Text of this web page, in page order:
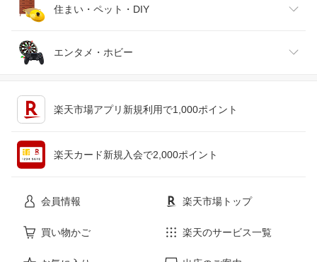
腕時計
ジュエリー・アクセサリー
スマートフォン・タブレット
パソコン・周辺機器
ゴルフ
車用品・バイク用品
車・バイク
住まい・ペット・DIY
インテリア・寝具・収納
エンタメ・ホビー
楽天市場アプリ新規利用で1,000ポイント
楽天カード新規入会で2,000ポイント
会員情報 楽天市場トップ
買い物かご 楽天のサービス一覧